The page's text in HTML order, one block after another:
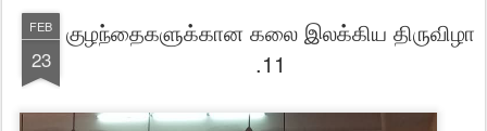
FEB
23
குழந்தைகளுக்கான கலை இலக்கிய திருவிழா
.11